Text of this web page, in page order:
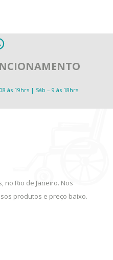
às 19hrs | Sáb – 9 às 18hrs
no Rio de Janeiro. Nos
produtos e preço baixo.